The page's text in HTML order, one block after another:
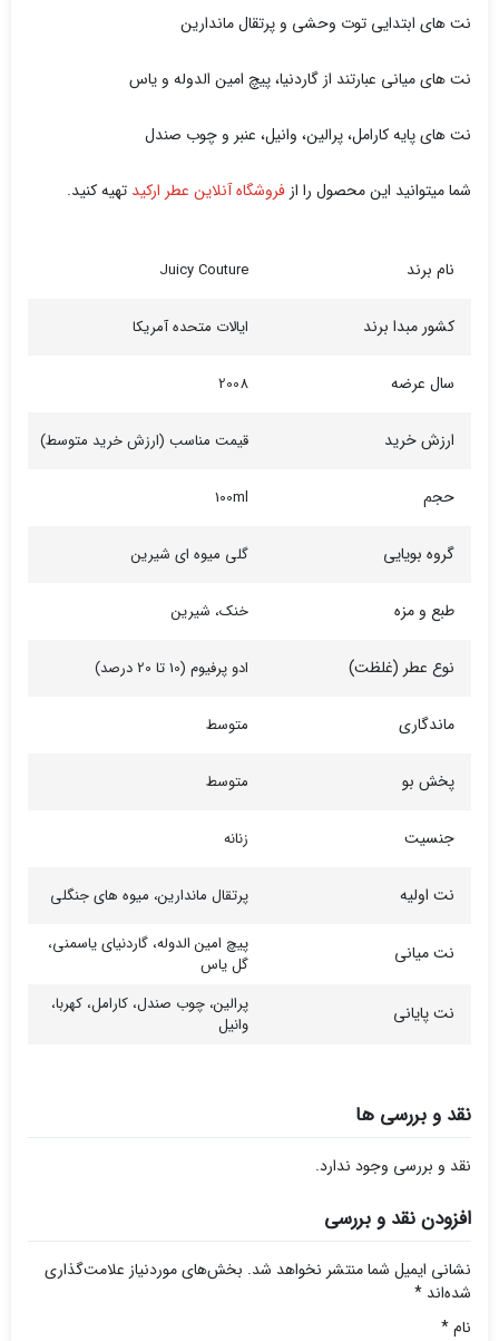
نت های ابتدایی توت وحشی و پرتقال ماندارین
نت های میانی عبارتند از گاردنیا، پیچ امین الدوله و یاس
نت های پایه کارامل، پرالین، وانیل، عنبر و چوب صندل
شما میتوانید این محصول را از فروشگاه آنلاین عطر ارکید تهیه کنید.
نام برند Juicy Couture
کشور مبدا برند ایالات متحده آمریکا
سال عرضه 2008
ارزش خرید قیمت مناسب (ارزش خرید متوسط)
حجم 100ml
گروه بویایی گلی میوه ای شیرین
طبع و مزه خنک، شیرین
نوع عطر (غلظت) ادو پرفیوم (10 تا 20 درصد)
ماندگاری متوسط
پخش بو متوسط
جنسیت زنانه
نت اولیه پرتقال ماندارین، میوه های جنگلی
نت میانی
پیچ امین الدوله، گاردنیای یاسمنی،
گل یاس
نت پایانی
پرالین، چوب صندل، کارامل، کهربا،
وانیل
نقد و بررسی ها
نقد و بررسی وجود ندارد.
افزودن نقد و بررسی
نشانی ایمیل شما منتشر نخواهد شد. بخش‌های موردنیاز علامت‌گذاری
شده‌اند *
نام*